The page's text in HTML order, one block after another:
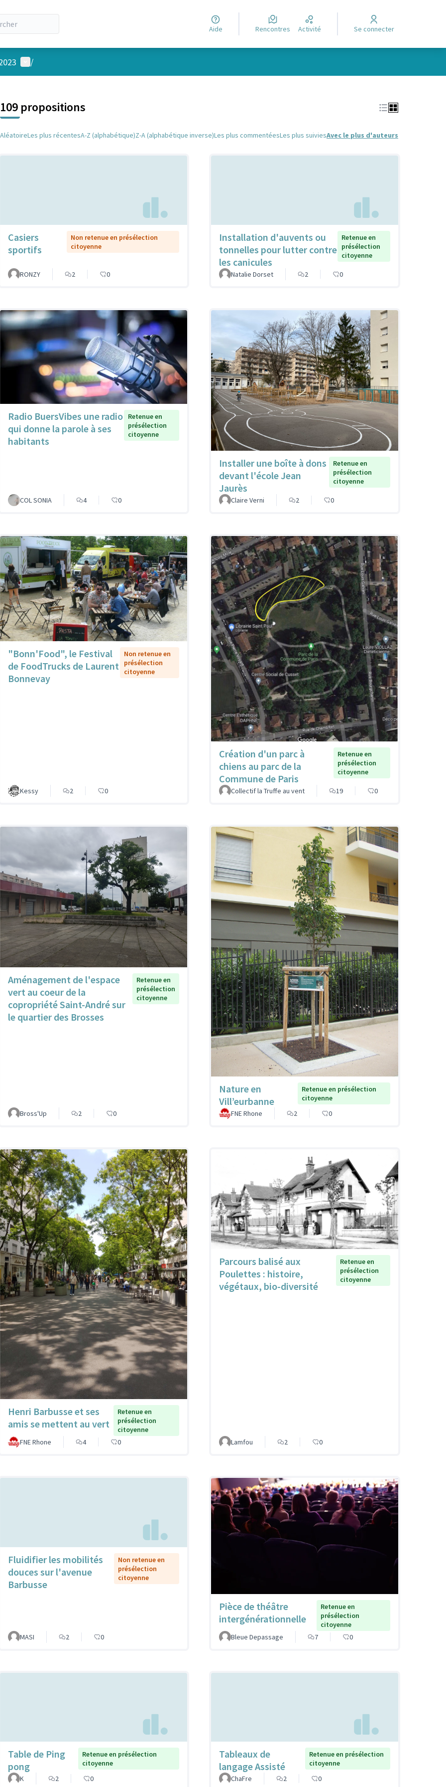
Aide Rencontres Activité Se connecter
Menu utilisateur
/
109 propositions
AléatoireLes plus récentesA-Z (alphabétique)Z-A (alphabétique inverse)Les plus commentéesLes plus suiviesAvec le plus d'auteurs
Casiers
sportifs
Non retenue en présélection
citoyenne
RONZY 2 0
Installation d'auvents ou
tonnelles pour lutter contre
les canicules
Retenue en
présélection
citoyenne
Natalie Dorset 2 0
Radio BuersVibes une radio
qui donne la parole à ses
habitants
Retenue en
présélection
citoyenne
COL SONIA 4 0
Installer une boîte à dons
devant l'école Jean
Jaurès
Retenue en
présélection
citoyenne
Claire Verni 2 0
"Bonn'Food", le Festival
de FoodTrucks de Laurent
Bonnevay
Non retenue en
présélection
citoyenne
Kessy 2 0
Création d'un parc à
chiens au parc de la
Commune de Paris
Retenue en
présélection
citoyenne
Collectif la Truffe au vent 19 0
Aménagement de l'espace
vert au coeur de la
copropriété Saint-André sur
le quartier des Brosses
Retenue en
présélection
citoyenne
Bross'Up 2 0
Nature en
Vill’eurbanne
Retenue en présélection
citoyenne
FNE Rhone
2 0
Henri Barbusse et ses
amis se mettent au vert
Retenue en
présélection
citoyenne
FNE Rhone
4 0
Parcours balisé aux
Poulettes : histoire,
végétaux, bio-diversité
Retenue en
présélection
citoyenne
Lamfou 2 0
Fluidifier les mobilités
douces sur l'avenue
Barbusse
Non retenue en
présélection
citoyenne
MASI 2 0
Pièce de théâtre
intergénérationnelle
Retenue en
présélection
citoyenne
Bleue Depassage
7 0
Table de Ping
pong
Retenue en présélection
citoyenne
K
2 0
Tableaux de
langage Assisté
Retenue en présélection
citoyenne
ChaFre
2 0